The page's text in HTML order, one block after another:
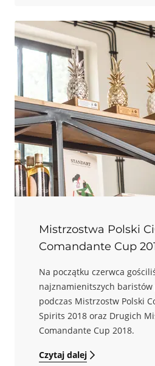
Mistrzostwa Polski
Comandante Cup
Na początku czerwca
najznamienitszych baristów
podczas Mistrzostw Polski
Spirits 2018 oraz Drugich
Comandante Cup 2018.
Czytaj dalej